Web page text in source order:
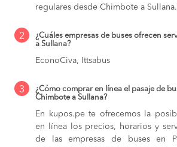
regulares desde Chimbote a Sullana.
2
¿Cuáles empresas de buses ofrecen
a Sullana?
EconoCiva, Ittsabus
3
¿Cómo comprar en línea el pasaje de
Chimbote a Sullana?
En kupos.pe te ofrecemos la
en línea los precios, horarios y
de las empresas de buses en